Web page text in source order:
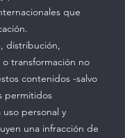
que
distribución,
o transformación no
contenidos -salvo
permitidos
personal y
una infracción de